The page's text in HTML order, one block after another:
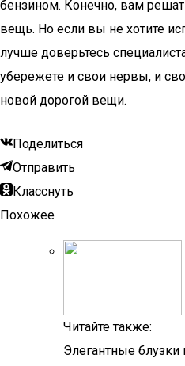
бензином. Конечно, вам
вещь. Но если вы не хотите
лучше доверьтесь
убережете и свои нервы, и
новой дорогой вещи.
Поделиться
Отправить
Класснуть
Похожее
Читайте также:
Элегантные